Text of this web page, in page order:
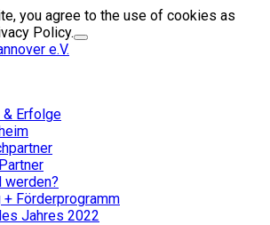
you agree to the use of cookies as
Policy.
Erfolge
+ Förderprogramm
Jahres 2022